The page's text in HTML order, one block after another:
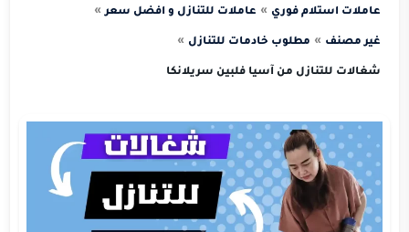
عاملات استلام فوري عاملات للتنازل و افضل سعر
غير مصنف مطلوب خادمات للتنازل
شغالات للتنازل من آسيا فلبين سريلانكا